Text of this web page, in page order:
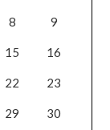
8 9
15 16
22 23
29 30